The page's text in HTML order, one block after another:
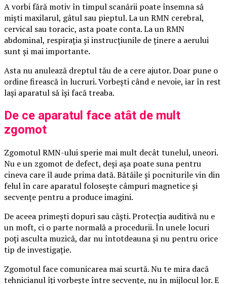
A vorbi fără motiv în timpul scanării poate însemna să
miști maxilarul, gâtul sau pieptul. La un RMN cerebral,
cervical sau toracic, asta poate conta. La un RMN
abdominal, respirația și instrucțiunile de ținere a aerului
sunt și mai importante.
Asta nu anulează dreptul tău de a cere ajutor. Doar pune o
ordine firească în lucruri. Vorbești când e nevoie, iar în rest
lași aparatul să își facă treaba.
De ce aparatul face atât de mult
zgomot
Zgomotul RMN-ului sperie mai mult decât tunelul, uneori.
Nu e un zgomot de defect, deși așa poate suna pentru
cineva care îl aude prima dată. Bătăile și pocniturile vin din
felul în care aparatul folosește câmpuri magnetice și
secvențe pentru a produce imagini.
De aceea primești dopuri sau căști. Protecția auditivă nu e
un moft, ci o parte normală a procedurii. În unele locuri
poți asculta muzică, dar nu întotdeauna și nu pentru orice
tip de investigație.
Zgomotul face comunicarea mai scurtă. Nu te mira dacă
tehnicianul îți vorbește între secvențe, nu în mijlocul lor. E